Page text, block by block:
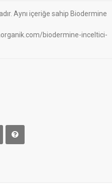
Aynı içeriğe sahip Biodermine
biodermine-inceltici-